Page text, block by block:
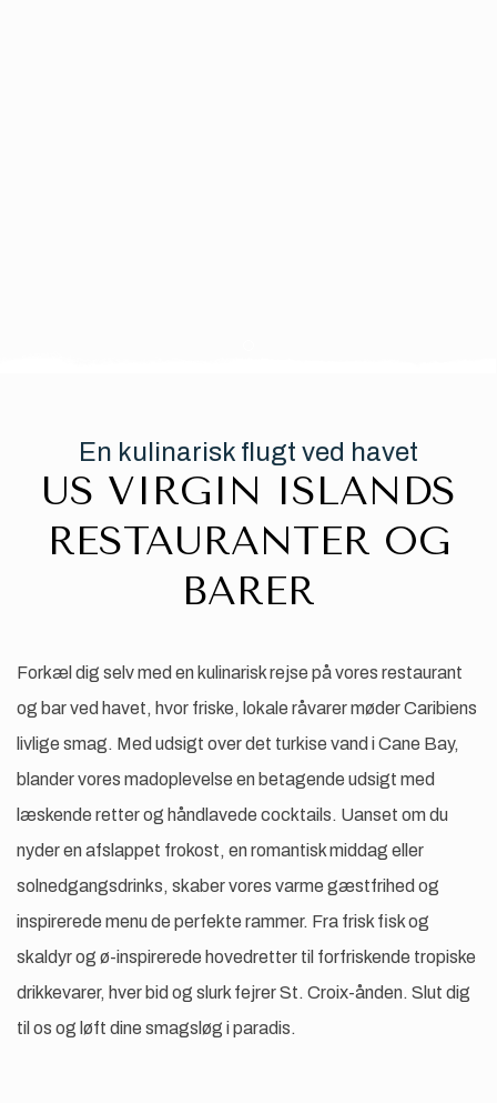
En kulinarisk flugt ved havet
US VIRGIN ISLANDS
RESTAURANTER OG
BARER
Forkæl dig selv med en kulinarisk rejse på vores restaurant
og bar ved havet, hvor friske, lokale råvarer møder Caribiens
livlige smag. Med udsigt over det turkise vand i Cane Bay,
blander vores madoplevelse en betagende udsigt med
læskende retter og håndlavede cocktails. Uanset om du
nyder en afslappet frokost, en romantisk middag eller
solnedgangsdrinks, skaber vores varme gæstfrihed og
inspirerede menu de perfekte rammer. Fra frisk fisk og
skaldyr og ø-inspirerede hovedretter til forfriskende tropiske
drikkevarer, hver bid og slurk fejrer St. Croix-ånden. Slut dig
til os og løft dine smagsløg i paradis.